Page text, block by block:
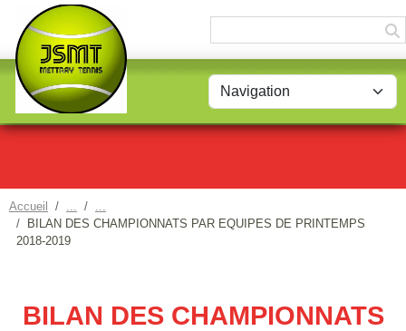
Accueil
BILAN DES CHAMPIONNATS PAR EQUIPES DE PRINTEMPS
2018-2019
BILAN DES CHAMPIONNATS
Panneau de gestion des cookies